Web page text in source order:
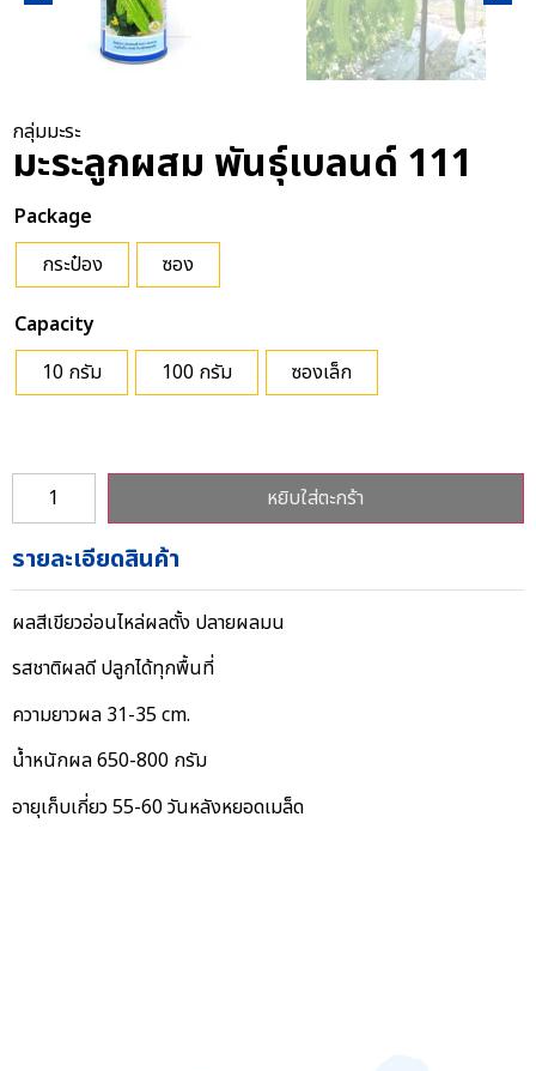
กลุ่มมะระ
มะระลูกผสม พันธุ์เบลนด์ 111
Package
กระป๋อง
ซอง
Capacity
10 กรัม
100 กรัม ซองเล็ก
หยิบใส่ตะกร้า
รายละเอียดสินค้า
ผลสีเขียวอ่อนไหล่ผลตั้ง ปลายผลมน
รสชาติผลดี ปลูกได้ทุกพื้นที่
ความยาวผล 31-35 cm.
น้ำหนักผล 650-800 กรัม
อายุเก็บเกี่ยว 55-60 วันหลังหยอดเมล็ด